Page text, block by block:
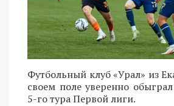
Футбольный клуб «Урал» из
своем поле уверенно
5-го тура Первой лиги.